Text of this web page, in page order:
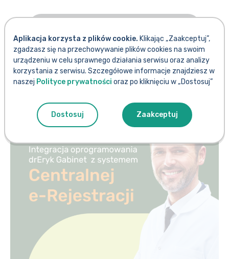
Aplikacja korzysta z plików cookie. Klikając „Zaakceptuj”,
zgadzasz się na przechowywanie plików cookies na swoim
urządzeniu w celu sprawnego działania serwisu oraz analizy
korzystania z serwisu. Szczegółowe informacje znajdziesz w
naszej Polityce prywatności oraz po kliknięciu w „Dostosuj”
Dostosuj Zaakceptuj